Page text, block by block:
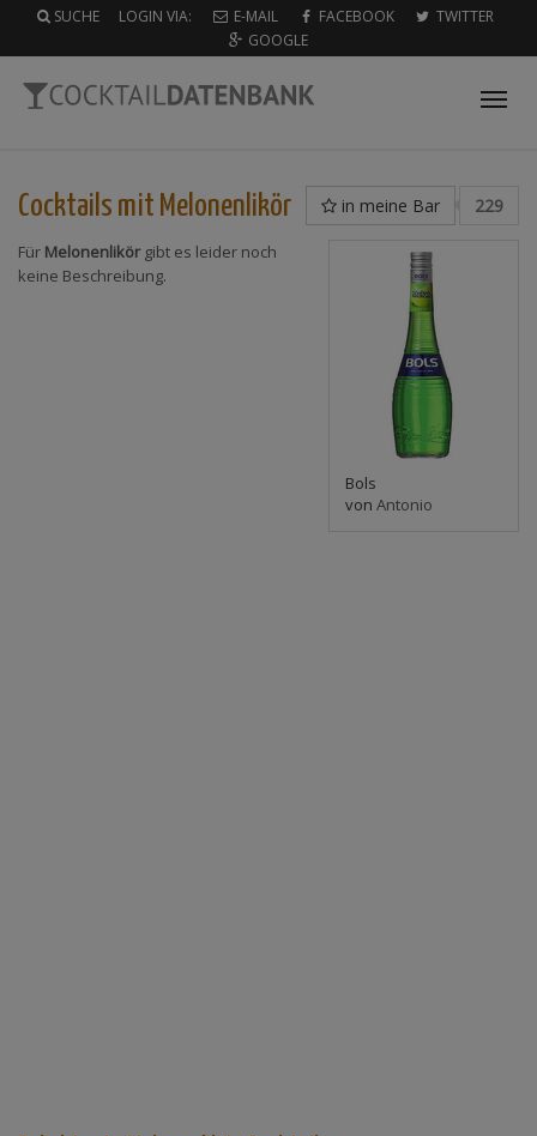
SUCHE LOGIN VIA: E-MAIL FACEBOOK
TWITTER
GOOGLE
in meine Bar 229
Cocktails mit Melonenlikör
Bols
von Antonio
Für Melonenlikörgibt es leider noch
keine Beschreibung.